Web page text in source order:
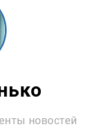
новостей